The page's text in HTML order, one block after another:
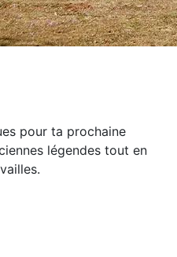
pour ta prochaine
légendes tout en